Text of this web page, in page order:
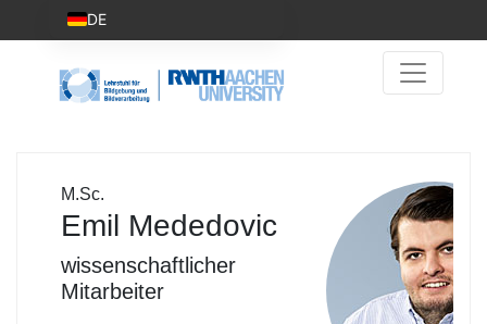
M.Sc.
Emil Mededovic
wissenschaftlicher
Mitarbeiter
DE